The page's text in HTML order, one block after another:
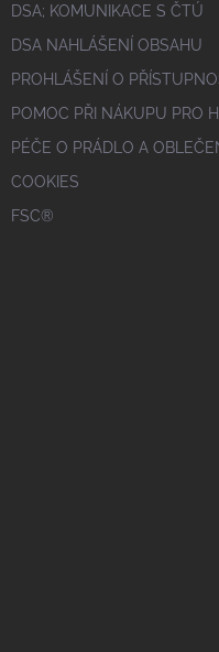
DSA; KOMUNIKACE S ČTÚ
DSA NAHLÁŠENÍ OBSAHU
PROHLÁŠENÍ O
POMOC PŘI NÁKUPU PRO
PÉČE O PRÁDLO A
COOKIES
FSC®